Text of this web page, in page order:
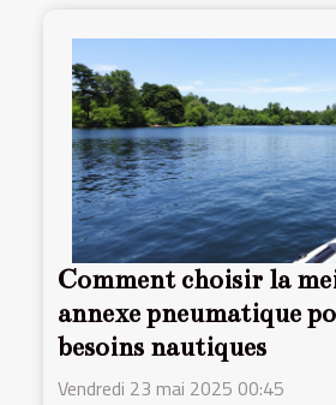
Comment choisir la
annexe pneumatique
besoins nautiques
Vendredi 23 mai 2025 00:45